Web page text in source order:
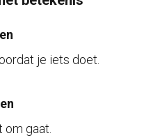
je iets doet.
gaat.